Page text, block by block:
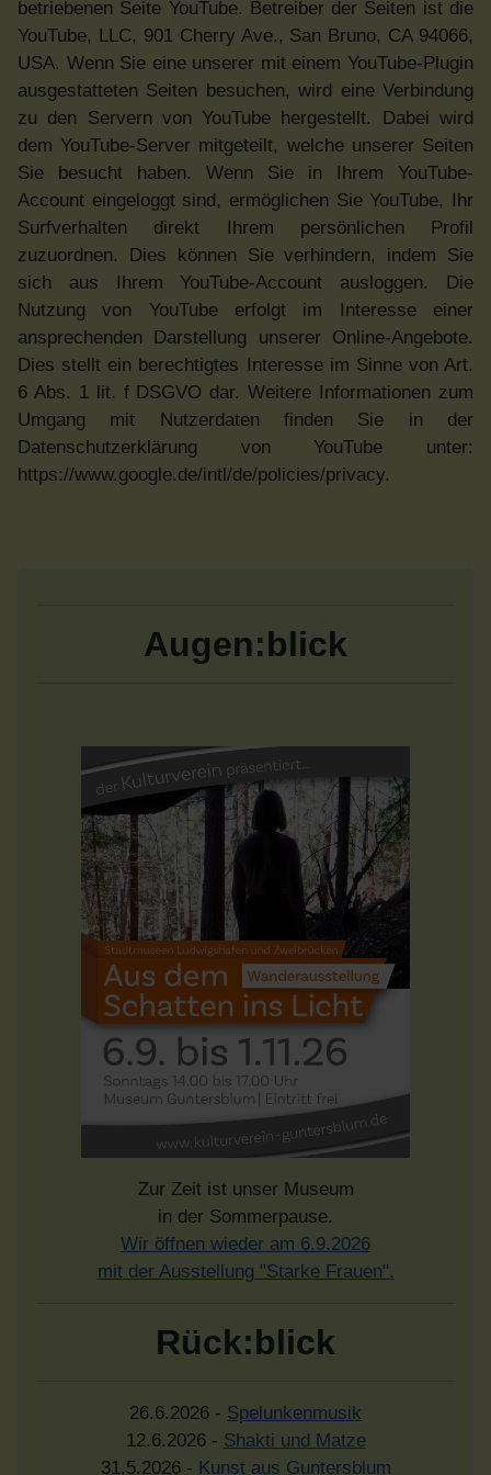
betriebenen Seite YouTube. Betreiber der Seiten ist die
YouTube, LLC, 901 Cherry Ave., San Bruno, CA 94066,
USA. Wenn Sie eine unserer mit einem YouTube-Plugin
ausgestatteten Seiten besuchen, wird eine Verbindung
zu den Servern von YouTube hergestellt. Dabei wird
dem YouTube-Server mitgeteilt, welche unserer Seiten
Sie besucht haben. Wenn Sie in Ihrem YouTube-
Account eingeloggt sind, ermöglichen Sie YouTube, Ihr
Surfverhalten direkt Ihrem persönlichen Profil
zuzuordnen. Dies können Sie verhindern, indem Sie
sich aus Ihrem YouTube-Account ausloggen. Die
Nutzung von YouTube erfolgt im Interesse einer
ansprechenden Darstellung unserer Online-Angebote.
Dies stellt ein berechtigtes Interesse im Sinne von Art.
6 Abs. 1 lit. f DSGVO dar. Weitere Informationen zum
Umgang mit Nutzerdaten finden Sie in der
Datenschutzerklärung von YouTube unter:
https://www.google.de/intl/de/policies/privacy.
Augen:blick
Zur Zeit ist unser Museum
in der Sommerpause.
Wir öffnen wieder am 6.9.2026
mit der Ausstellung "Starke Frauen".
Rück:blick
26.6.2026 - Spelunkenmusik
12.6.2026 - Shakti und Matze
31.5.2026 - Kunst aus Guntersblum